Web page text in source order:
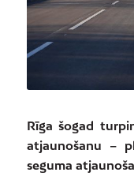
Rīga šogad
atjaunošanu –
seguma